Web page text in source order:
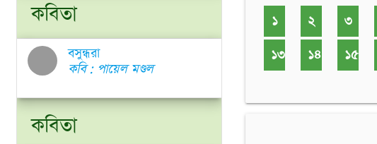
কবিতা
বসুন্ধরা
কবি : পায়েল মণ্ডল
কবিতা
১ ২ ৩
১৩
১৪ ১৫